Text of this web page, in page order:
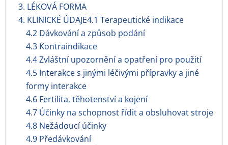
3. LÉKOVÁ FORMA
4. KLINICKÉ ÚDAJE4.1 Terapeutické indikace
4.2 Dávkování a způsob podání
4.3 Kontraindikace
4.4 Zvláštní upozornění a opatření pro použití
4.5 Interakce s jinými léčivými přípravky a jiné
formy interakce
4.6 Fertilita, těhotenství a kojení
4.7 Účinky na schopnost řídit a obsluhovat stroje
4.8 Nežádoucí účinky
4.9 Předávkování